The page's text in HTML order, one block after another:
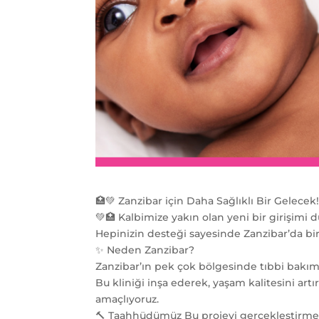
🏥💚 Zanzibar için Daha Sağlıklı Bir Gelecek!
💚🏥 Kalbimize yakın olan yeni bir girişimi
Hepinizin desteği sayesinde Zanzibar’da
✨ Neden Zanzibar?
Zanzibar’ın pek çok bölgesinde tıbbi
Bu kliniği inşa ederek, yaşam kalitesini
amaçlıyoruz.
🔨 Taahhüdümüz Bu projeyi